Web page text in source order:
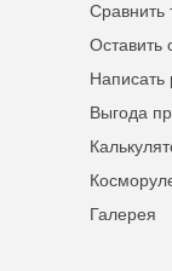
Сравнить
Оставить
Написать
Выгода
Галерея